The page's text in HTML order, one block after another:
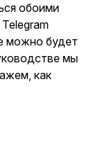
обоими
можно будет
мы
как